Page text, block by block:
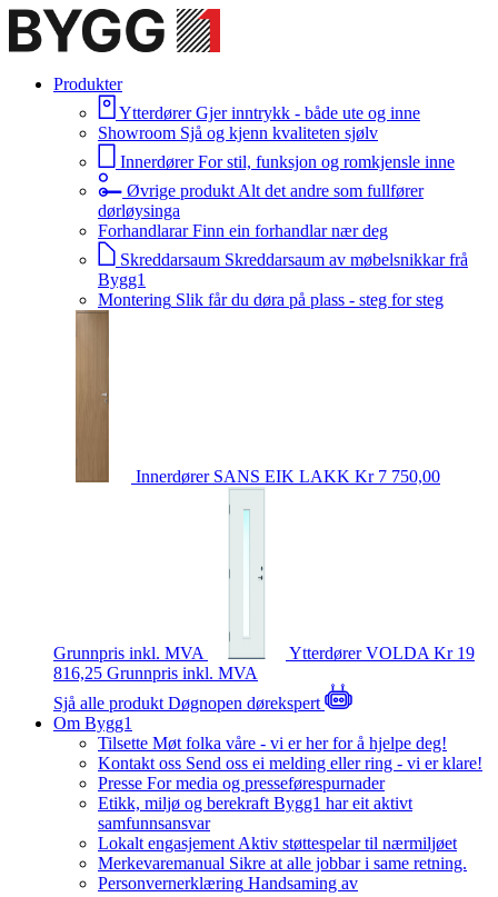
Produkter
Ytterdører Gjer inntrykk - både ute og inne
Showroom Sjå og kjenn kvaliteten sjølv
Innerdører For stil, funksjon og romkjensle inne
Øvrige produkt Alt det andre som fullfører
dørløysinga
Forhandlarar Finn ein forhandlar nær deg
Skreddarsaum Skreddarsaum av møbelsnikkar frå
Bygg1
Montering Slik får du døra på plass - steg for steg
Innerdører SANS EIK LAKK Kr 7 750,00
Grunnpris inkl. MVA YtterdørerVOLDA Kr 19
816,25 Grunnpris inkl. MVA
Sjå alle produkt Døgnopen dørekspert
Om Bygg1
Tilsette Møt folka våre - vi er her for å hjelpe deg!
Kontakt oss Send oss ei melding eller ring - vi er klare!
Presse For media og presseførespurnader
Etikk, miljø og berekraft Bygg1 har eit aktivt
samfunnsansvar
Lokalt engasjement Aktiv støttespelar til nærmiljøet
Merkevaremanual Sikre at alle jobbar i same retning.
Personvernerklæring Handsaming av